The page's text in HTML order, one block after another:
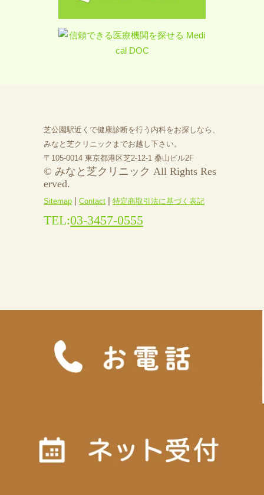
芝公園駅近くで健康診断を行う内科をお探しなら、
みなと芝クリニックまでお越し下さい。
〒105-0014 東京都港区芝2-12-1 桑山ビル2F
© みなと芝クリニック All Rights Res
erved.
Sitemap | Contact | 特定商取引法に基づく表記
TEL:03-3457-0555